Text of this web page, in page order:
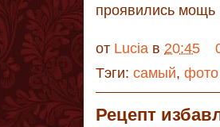
проявились мощь
от Lucia в 20:45
Тэги: самый, фото
Рецепт